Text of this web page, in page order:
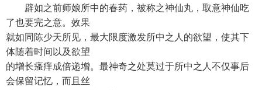
辟如之前师娘所中的春药，被称之神仙丸，取意神仙吃
了也要完之意。效果
就如同陈少天所见，最大限度激发所中之人的欲望，使其下
体随着时间以及欲望
的增长瘙痒成倍递增。最神奇之处莫过于所中之人不仅事后
会保留记忆，而且丝